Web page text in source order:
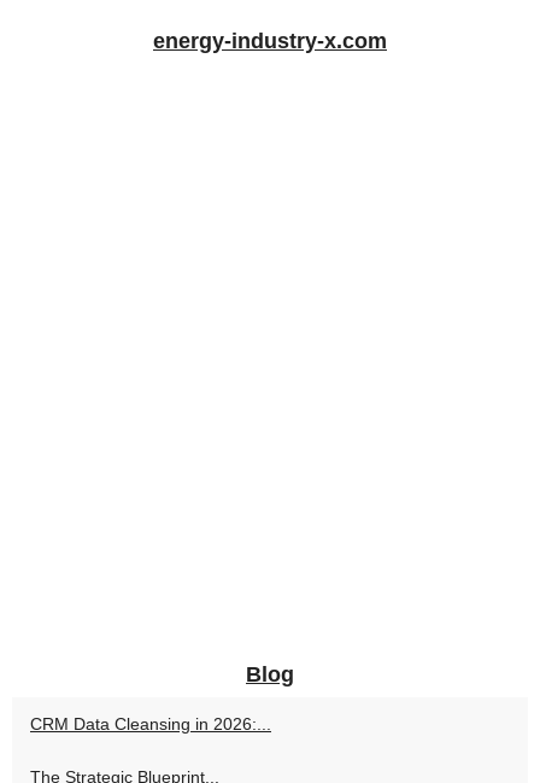
energy-industry-x.com
Blog
CRM Data Cleansing in 2026:...
The Strategic Blueprint...